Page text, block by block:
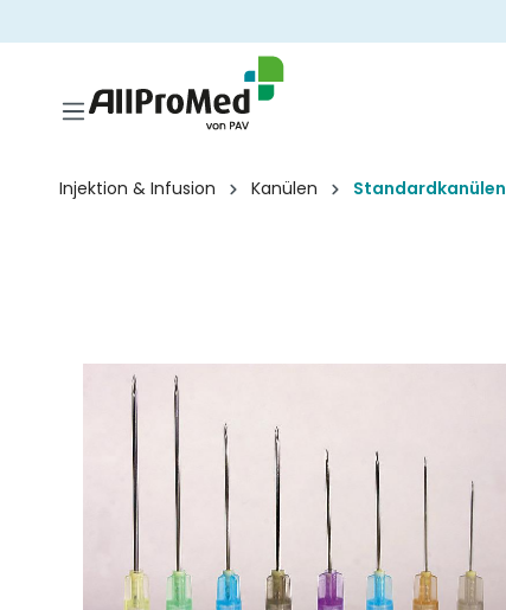
Injektion & Infusion Kanülen Standardkanülen